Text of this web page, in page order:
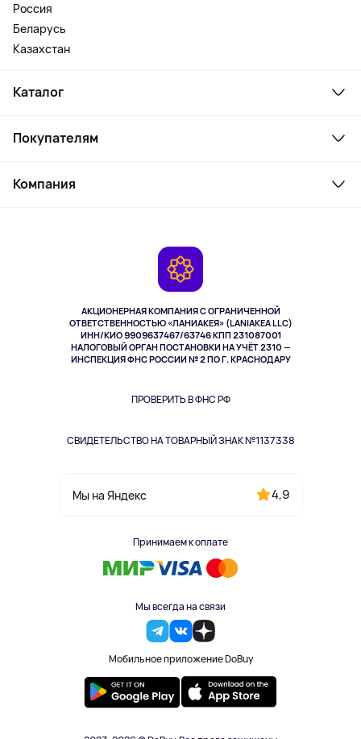
АКЦИОНЕРНАЯ КОМПАНИЯ С ОГРАНИЧЕННОЙ
ОТВЕТСТВЕННОСТЬЮ «ЛАНИАКЕЯ» (LANIAKEA LLC)
ИНН/КИО 9909637467/63746 КПП 231087001
НАЛОГОВЫЙ ОРГАН ПОСТАНОВКИ НА УЧЁТ 2310 —
ИНСПЕКЦИЯ ФНС РОССИИ № 2 ПО Г. КРАСНОДАРУ
ПРОВЕРИТЬ В ФНС РФ
СВИДЕТЕЛЬСТВО НА ТОВАРНЫЙ ЗНАК №1137338
Мы на Яндекс 4,9
Принимаем к оплате
Мы всегда на связи
Мобильное приложение DoBuy
Россия
Беларусь
Казахстан
Каталог
Ноутбуки, мониторы, VR
Косметика и уход
Здоровье питомцев
Одежда и аксессуары
Покупателям
Как заказать
Компания